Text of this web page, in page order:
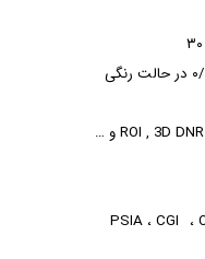
ROI , 3D DNR و …